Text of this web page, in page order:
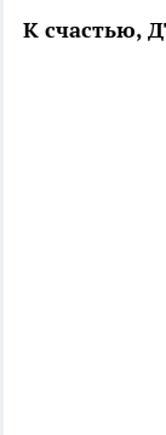
К счастью,